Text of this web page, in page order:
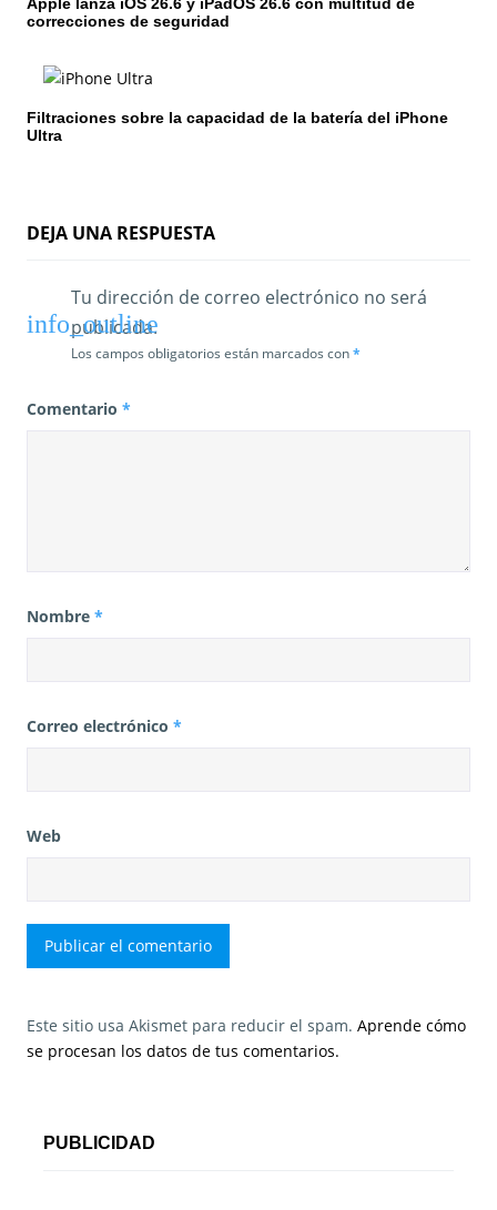
r
d
Apple lanza iOS 26.6 y iPadOS 26.6 con multitud de
correcciones de seguridad
Filtraciones sobre la capacidad de la batería del iPhone
Ultra
DEJA UNA RESPUESTA
Tu dirección de correo electrónico no será
publicada.
Los campos obligatorios están marcados con*
Comentario *
Nombre *
Correo electrónico *
Web
Este sitio usa Akismet para reducir el spam. Aprende cómo
se procesan los datos de tus comentarios.
PUBLICIDAD